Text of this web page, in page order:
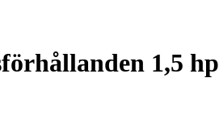
1,5 hp